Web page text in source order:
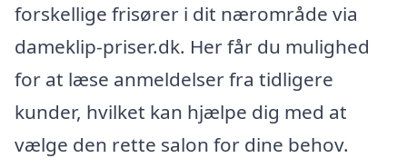
forskellige frisører i dit nærområde via
dameklip-priser.dk. Her får du mulighed
for at læse anmeldelser fra tidligere
kunder, hvilket kan hjælpe dig med at
vælge den rette salon for dine behov.